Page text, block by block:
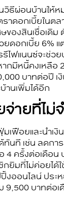
วิธีผ่อนบ้านให้ห
ราดอกเบี้ยในต
ของสินเชื่อเดิม
ดอกเบี้ย 6%
ไฟแนนซ์จะช่ว
กมีหนี้คงเหลือ
บาทต่อปี เ
านเพิ่มได้อีก
ายที่ไม่
เฟือยและนำเงิ
ทันที เช่น ลดกา
4 ครั้งต่อเดือน
ยิมที่ไม่ค่อยได้
งออนไลน์ ประ
9,500 บาทต่อ